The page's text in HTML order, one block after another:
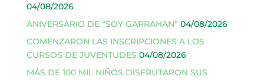
04/08/2026
ANIVERSARIO DE “SOY GARRAHAN” 04/08/2026
COMENZARON LAS INSCRIPCIONES A LOS
CURSOS DE JUVENTUDES 04/08/2026
MÁS DE 100 MIL NIÑOS DISFRUTARON SUS